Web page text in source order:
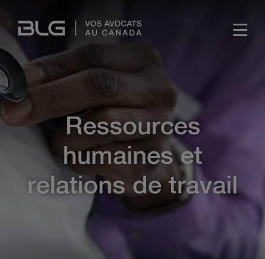
Links
Ressources
humaines et
relations de travail